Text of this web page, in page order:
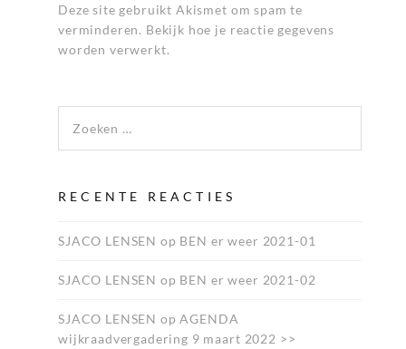
Deze site gebruikt Akismet om spam te
verminderen. Bekijk hoe je reactie gegevens
worden verwerkt.
RECENTE REACTIES
SJACO LENSEN op BEN er weer 2021-01
SJACO LENSEN op BEN er weer 2021-02
SJACO LENSEN opAGENDA
wijkraadvergadering 9 maart 2022 >>